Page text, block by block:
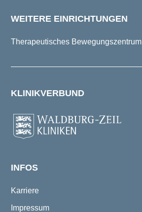
WEITERE EINRICHTUNGEN
Therapeutisches Bewegungszentrum
KLINIKVERBUND
INFOS
Karriere
Impressum